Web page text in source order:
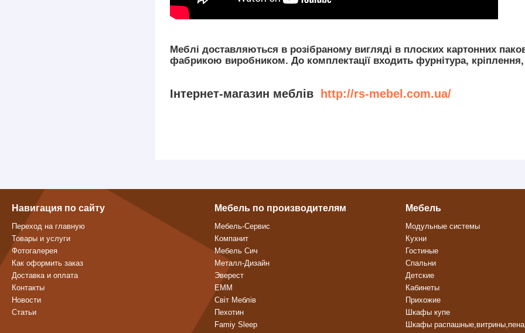
Меблі доставляються в розібраному вигляді в плоских картонних
фабрикою виробником. До комплектації входить фурнітура, кріплення,
Інтернет-магазин меблів http://rs-mebel.com.ua/
Навигация по сайту
Переход на главную
Товары и услуги
Фотогалерея
Как оформить заказ
Доставка и оплата
Контакты
Новости
Статьи
Мебель по производителям
Мебель-Сервис
Компанит
Мебель Сич
Металл-Дизайн
Эверест
ЕММ
Світ Меблів
Пехотин
Famiy Sleep
Мебель
Модульные системы
Кухни
Гостиные
Спальни
Детские
Кабинеты
Прихожие
Шкафы купе
Шкафы